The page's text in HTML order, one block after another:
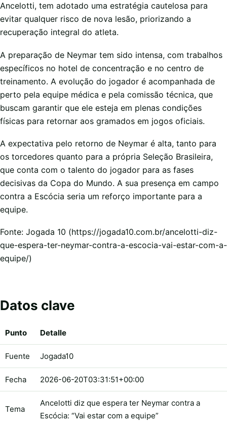
Ancelotti, tem adotado uma estratégia cautelosa para
evitar qualquer risco de nova lesão, priorizando a
recuperação integral do atleta.
A preparação de Neymar tem sido intensa, com trabalhos
específicos no hotel de concentração e no centro de
treinamento. A evolução do jogador é acompanhada de
perto pela equipe médica e pela comissão técnica, que
buscam garantir que ele esteja em plenas condições
físicas para retornar aos gramados em jogos oficiais.
A expectativa pelo retorno de Neymar é alta, tanto para
os torcedores quanto para a própria Seleção Brasileira,
que conta com o talento do jogador para as fases
decisivas da Copa do Mundo. A sua presença em campo
contra a Escócia seria um reforço importante para a
equipe.
Fonte: Jogada 10 (https://jogada10.com.br/ancelotti-diz-
que-espera-ter-neymar-contra-a-escocia-vai-estar-com-a-
equipe/)
Datos clave
Punto Detalle
Fuente Jogada10
Fecha 2026-06-20T03:31:51+00:00
Tema
Ancelotti diz que espera ter Neymar contra a
Escócia: “Vai estar com a equipe”